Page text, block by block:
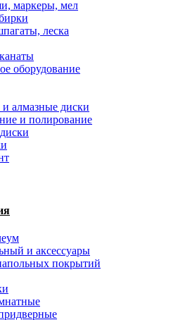
маркеры, мел
леска
оборудование
алмазные диски
и полирование
и аксессуары
покрытий